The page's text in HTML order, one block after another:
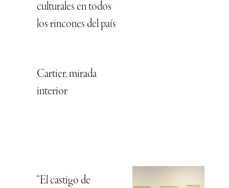
culturales en todos
los rincones del país
Cartier, mirada
interior
“El castigo de